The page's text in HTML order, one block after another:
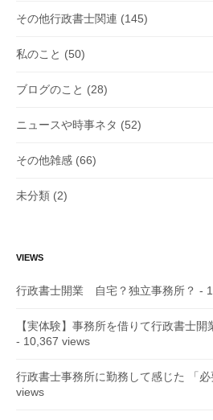
その他行政書士関連 (145)
私のこと (50)
ブログのこと (28)
ニュースや時事ネタ (52)
その他雑感 (66)
未分類 (2)
VIEWS
行政書士開業 自宅？独立事務所？ -
【実体験】事務所を借りて行政書士
- 10,367 views
行政書士事務所に勤務して感じた 「
views